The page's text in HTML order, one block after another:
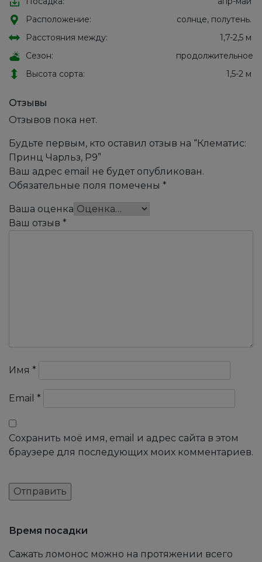
Расположение:
солнце, полутень.
Расстояния между:
1,7-2,5 м
Сезон:
продолжительное
Высота сорта:
1,5-2 м
Отзывы
Отзывов пока нет.
Будьте первым, кто оставил отзыв на “Клематис:
Принц Чарльз, Р9”
Ваш адрес email не будет опубликован.
Обязательные поля помечены *
Ваша оценка
Ваш отзыв *
Имя *
Email *
Сохранить моё имя, email и адрес сайта в этом
браузере для последующих моих комментариев.
Время посадки
Сажать ломонос можно на протяжении всего